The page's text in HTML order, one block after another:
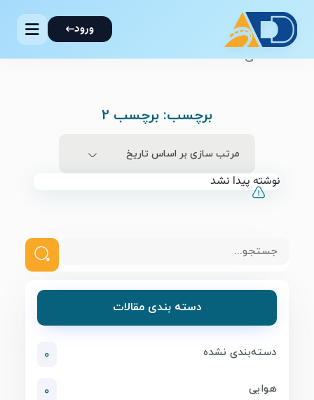
ورود
صفحه اصلی
برچسب: برچسب 2
مرتب‌ سازی بر اساس تاریخ
دسته بندی مقالات
دسته‌بندی نشده 0
هوایی 0
نوشته پیدا نشد